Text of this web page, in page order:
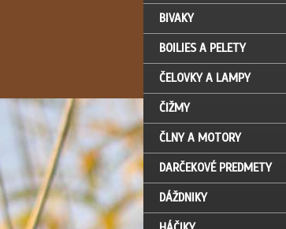
BIVAKY
BOILIES A PELETY
ČELOVKY A LAMPY
ČIŽMY
ČLNY A MOTORY
DARČEKOVÉ PREDMETY
DÁŽDNIKY